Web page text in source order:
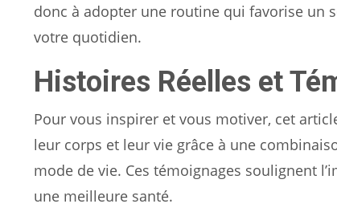
donc à adopter une routine qui favorise un
votre quotidien.
Histoires Réelles et
Pour vous inspirer et vous motiver, cet
leur corps et leur vie grâce à une
mode de vie. Ces témoignages soulignent
une meilleure santé.